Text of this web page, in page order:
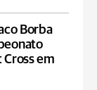
Borba
Cross em